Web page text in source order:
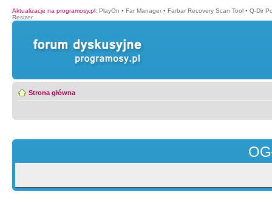
Aktualizacje na programosy.pl: PlayOn • Far Manager • Farbar Recovery Scan Tool • Q-Dir
Resizer
Strona główna